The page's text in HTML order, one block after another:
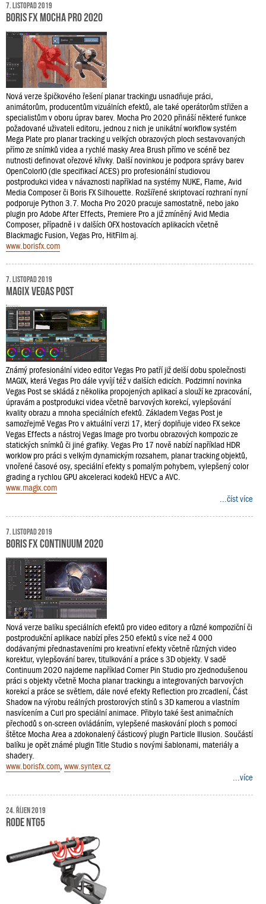
7. listopad 2019
Boris FX Mocha Pro 2020
Nová verze špičkového řešení planar trackingu usnadňuje práci,
animátorům, producentům vizuálních efektů, ale také operátorům střižen a
specialistům v oboru úprav barev. Mocha Pro 2020 přináší některé funkce
požadované uživateli editoru, jednou z nich je unikátní workflow systém
Mega Plate pro planar tracking u velkých obrazových ploch sestavovaných
přímo ze snímků videa a rychlé masky Area Brush přímo ve scéně bez
nutnosti definovat ořezové křivky. Další novinkou je podpora správy barev
OpenColorIO (dle specifikací ACES) pro profesionální studiovou
postprodukci videa v návaznosti například na systémy NUKE, Flame, Avid
Media Composer či Boris FX Silhouette. Rozšířené skriptovací rozhraní nyní
podporuje Python 3.7. Mocha Pro 2020 pracuje samostatně, nebo jako
plugin pro Adobe After Effects, Premiere Pro a již zmíněný Avid Media
Composer, případně i v dalších OFX hostovacích aplikacích včetně
Blackmagic Fusion, Vegas Pro, HitFilm aj.
www.borisfx.com
7. listopad 2019
MAGIX Vegas Post
Známý profesionální video editor Vegas Pro patří již delší dobu společnosti
MAGIX, která Vegas Pro dále vyvíjí též v dalších edicích. Podzimní novinka
Vegas Post se skládá z několika propojených aplikací a slouží ke zpracování,
úpravám a postprodukci videa včetně barvových korekcí, vylepšování
kvality obrazu a mnoha speciálních efektů. Základem Vegas Post je
samozřejmě Vegas Pro v aktuální verzi 17, který doplňuje video FX sekce
Vegas Effects a nástroj Vegas Image pro tvorbu obrazových kompozic ze
statických snímků či jiné grafiky. Vegas Pro 17 nově nabízí například HDR
worklow pro práci s velkým dynamickým rozsahem, planar tracking objektů,
vnořené časové osy, speciální efekty s pomalým pohybem, vylepšený color
grading a rychlou GPU akceleraci kodeků HEVC a AVC.
www.magix.com
...číst více
7. listopad 2019
Boris FX Continuum 2020
Nová verze balíku speciálních efektů pro video editory a různé kompoziční či
postprodukční aplikace nabízí přes 250 efektů s více než 4 000
dodávanými přednastaveními pro kreativní efekty včetně různých video
korektur, vylepšování barev, titulkování a práce s 3D objekty. V sadě
Continuum 2020 najdeme například Corner Pin Studio pro zjednodušenou
práci s objekty včetně Mocha planar trackingu a integrovaných barvových
korekcí a práce se světlem, dále nové efekty Reflection pro zrcadlení, Část
Shadow na výrobu reálných prostorových stínů s 3D kamerou a vlastním
nasvícením a Curl pro speciální animace. Přibylo také šest animačních
přechodů s on-screen ovládáním, vylepšené maskování ploch s pomocí
štětce Mocha Area a zdokonalený částicový plugin Particle Illusion. Součástí
balíku je opět známé plugin Title Studio s novými šablonami, materiály a
shadery.
www.borisfx.com, www.syntex.cz
...více
24. říjen 2019
RODE NTG5